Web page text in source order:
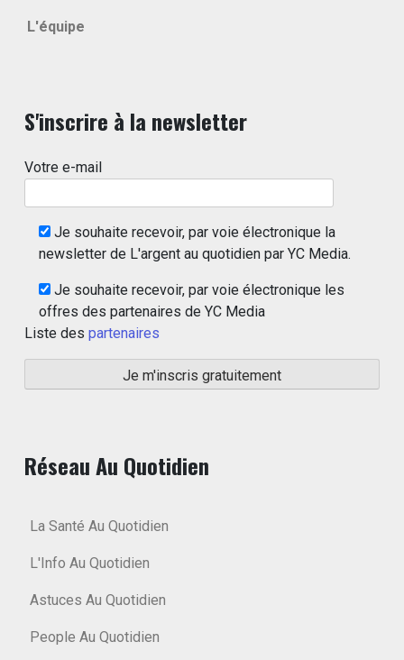
L'équipe
S'inscrire à la newsletter
Votre e-mail
Je souhaite recevoir, par voie électronique la
newsletter de L'argent au quotidien par YC Media.
Je souhaite recevoir, par voie électronique les
offres des partenaires de YC Media
Liste des partenaires
Réseau Au Quotidien
La Santé Au Quotidien
L'Info Au Quotidien
Astuces Au Quotidien
People Au Quotidien